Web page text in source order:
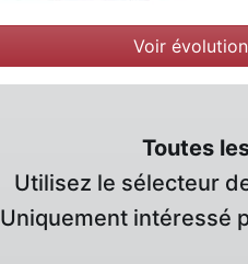
Voir
Toutes
Utilisez le sélecteur
Uniquement intéressé